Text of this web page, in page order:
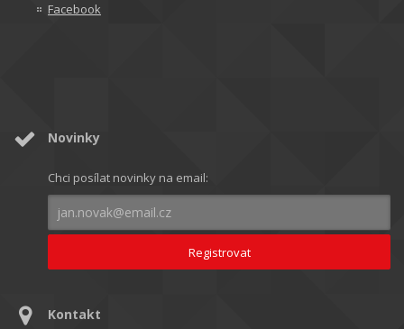
Facebook
Novinky
Chci posílat novinky na email:
Kontakt